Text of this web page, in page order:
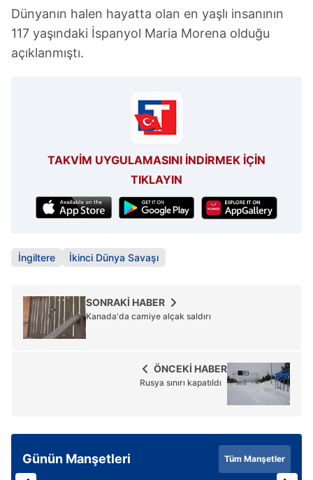
Dünyanın halen hayatta olan en yaşlı insanının
117 yaşındaki İspanyol Maria Morena olduğu
açıklanmıştı.
TAKVİM UYGULAMASINI İNDİRMEK İÇİN
TIKLAYIN
İngiltere İkinci Dünya Savaşı
SONRAKİ HABER
Kanada'da camiye alçak saldırı
ÖNCEKİ HABER
Rusya sınırı kapatıldı
Günün Manşetleri Tüm Manşetler